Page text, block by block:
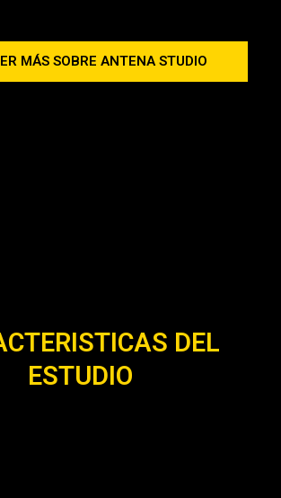
MÁS SOBRE ANTENA STUDIO
DEL
ESTUDIO